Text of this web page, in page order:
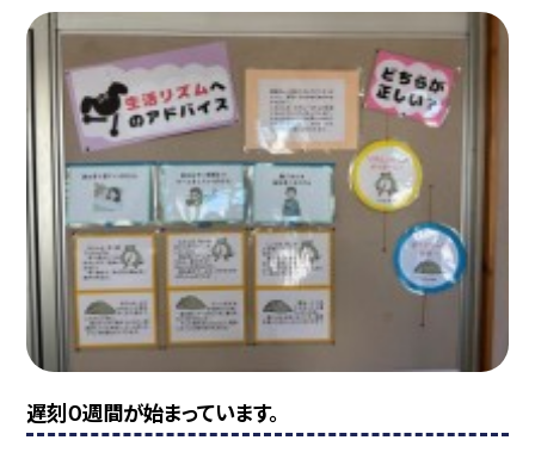
遅刻０週間が始まっています。